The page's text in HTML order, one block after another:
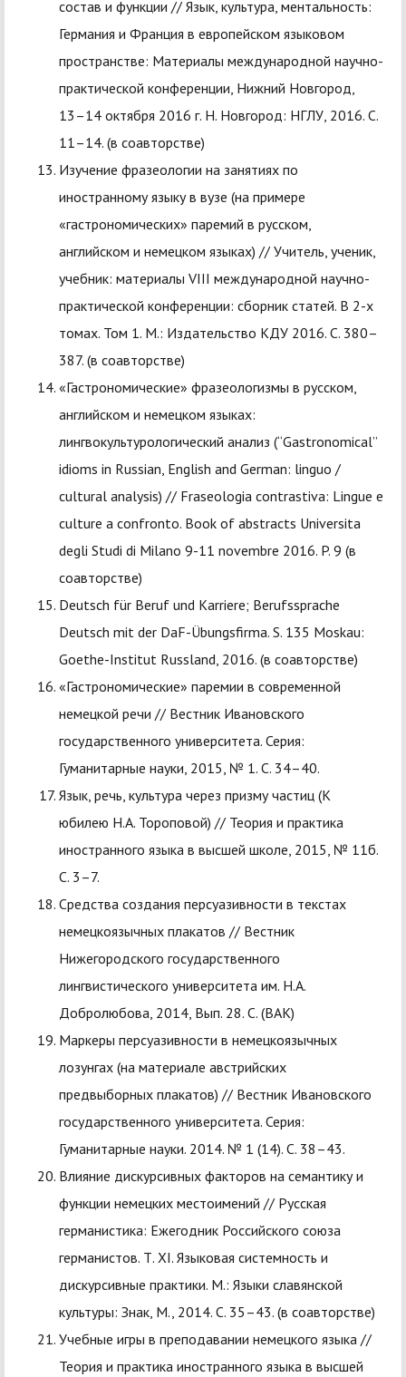
состав и функции // Язык, культура, ментальность:
Германия и Франция в европейском языковом
пространстве: Материалы международной научно-
практической конференции, Нижний Новгород,
13–14 октября 2016 г. Н. Новгород: НГЛУ, 2016. С.
11–14. (в соавторстве)
Изучение фразеологии на занятиях по
иностранному языку в вузе (на примере
«гастрономических» паремий в русском,
английском и немецком языках) // Учитель, ученик,
учебник: материалы VIII международной научно-
практической конференции: сборник статей. В 2-х
томах. Том 1. М.: Издательство КДУ 2016. С. 380–
387. (в соавторстве)
«Гастрономические» фразеологизмы в русском,
английском и немецком языках:
лингвокультурологический анализ (“Gastronomical”
idioms in Russian, English and German: linguo /
cultural analysis) // Fraseologia contrastiva: Lingue e
culture a confronto. Book of abstracts Universita
degli Studi di Milano 9-11 novembre 2016. P. 9 (в
соавторстве)
Deutsch für Beruf und Karriere; Berufssprache
Deutsch mit der DaF-Übungsfirma. S. 135 Moskau:
Goethe-Institut Russland, 2016. (в соавторстве)
«Гастрономические» паремии в современной
немецкой речи // Вестник Ивановского
государственного университета. Серия:
Гуманитарные науки, 2015, № 1. С. 34–40.
Язык, речь, культура через призму частиц (К
юбилею Н.А. Тороповой) // Теория и практика
иностранного языка в высшей школе, 2015, № 11б.
С. 3–7.
Средства создания персуазивности в текстах
немецкоязычных плакатов // Вестник
Нижегородского государственного
лингвистического университета им. Н.А.
Добролюбова, 2014, Вып. 28. С. (ВАК)
Маркеры персуазивности в немецкоязычных
лозунгах (на материале австрийских
предвыборных плакатов) // Вестник Ивановского
государственного университета. Серия:
Гуманитарные науки. 2014. № 1 (14). С. 38–43.
Влияние дискурсивных факторов на семантику и
функции немецких местоимений // Русская
германистика: Ежегодник Российского союза
германистов. Т. XI. Языковая системность и
дискурсивные практики. М.: Языки славянской
культуры: Знак, М., 2014. C. 35–43. (в соавторстве)
Учебные игры в преподавании немецкого языка //
Теория и практика иностранного языка в высшей